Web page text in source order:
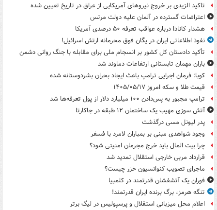
تاکید الزیدی بر خروج نیروهای آمریکایی از عراق در تاریخ تعیین شده
اعتراضات گسترده در آلمان علیه دولت مرتس
هشدار کانادا درباره عواقب تعرفه ۵۰ درصدی آمریکا
نفوذ اطلاعاتی ایران در یگان فوق محرمانه ارتش اسرائیل!
تأکید دادستان کل کشور بر انسجام ملی برای مقابله با جنگ روانی دشمن
باران مهمان تابستانی ارتفاعات دماوند شد
کوبا: فرمان اجرایی ترامپ باعث ایجاد بحران بشردوستانه شده
قیمت طلا و سکه امروز ۱۴۰۵/۰۵/۱۷
ترامپ مجبور به پس‌دادن ۱۰۰ میلیارد دلار از پول تعرفه‌ها شد
آتش سوزی مهیب یک ساختمان ۱۲ طبقه در جاکارتا
پدر لیونل مسی درگذشت
وجود شواهدی مبنی بر بمباران لامرد با فسفر
چرا بیت المال باید خرج مجرمان امنیتی شود؟
قرارداد مربی خارجی استقلال تمدید شد
ماجرای تصویب کنوانسیون خزر چیست؟
فوران یک آتشفشان قدرتمند در کلمبیا
تنگه هرمز، برگ برنده ایران قدرتمند!
اعلام محل میزبانی استقلال و پرسپولیس در لیگ برتر